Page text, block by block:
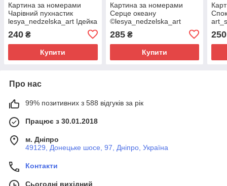
Картина за номерами
Чарівний пухнастик
lesya_nedzelska_art Ідейка
240 ₴
Купити
Картина за номерами
Серце океану
©lesya_nedzelska_art
40х40 Идейка (KHO4951)
285₴
Купити
250
Про нас
99% позитивних з 588 відгуків за рік
Працює з 30.01.2018
м. Дніпро
49129, Донецьке шосе, 97, Дніпро, Україна
Контакти
Сьогодні вихідний